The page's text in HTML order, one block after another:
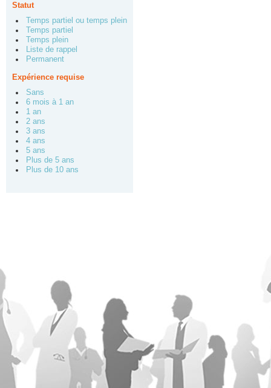
Statut
Temps partiel ou temps plein
Temps partiel
Temps plein
Liste de rappel
Permanent
Expérience requise
Sans
6 mois à 1 an
1 an
2 ans
3 ans
4 ans
5 ans
Plus de 5 ans
Plus de 10 ans